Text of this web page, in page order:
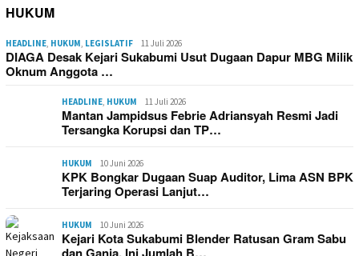
HUKUM
HEADLINE HUKUM LEGISLATIF 11 Juli 2026
DIAGA Desak Kejari Sukabumi Usut Dugaan Dapur MBG Milik
Oknum Anggota …
HEADLINE HUKUM 11 Juli 2026
Mantan Jampidsus Febrie Adriansyah Resmi Jadi
Tersangka Korupsi dan TP…
HUKUM 10 Juni 2026
KPK Bongkar Dugaan Suap Auditor, Lima ASN BPK
Terjaring Operasi Lanjut…
HUKUM 10 Juni 2026
Kejari Kota Sukabumi Blender Ratusan Gram Sabu